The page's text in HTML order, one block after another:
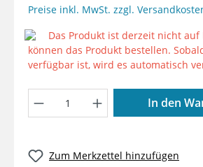
Preise inkl. MwSt. zzgl.
Das Produkt ist derzeit nicht auf
können das Produkt bestellen.
verfügbar ist, wird es automatisch
Produkt Anzahl: Gib
In den
Zum Merkzettel hinzufügen